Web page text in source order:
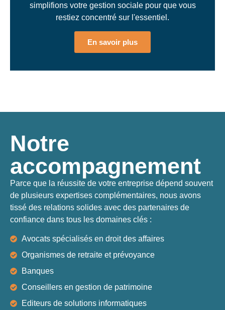
simplifions votre gestion sociale pour que vous
restiez concentré sur l'essentiel.
En savoir plus
Notre
accompagnement
Parce que la réussite de votre entreprise dépend souvent
de plusieurs expertises complémentaires, nous avons
tissé des relations solides avec des partenaires de
confiance dans tous les domaines clés :
Avocats spécialisés en droit des affaires
Organismes de retraite et prévoyance
Banques
Conseillers en gestion de patrimoine
Editeurs de solutions informatiques